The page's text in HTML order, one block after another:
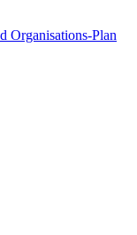
Organisations-Plan